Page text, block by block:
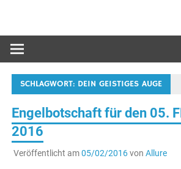
SCHLAGWORT: DEIN GEISTIGES AUGE
Engelbotschaft für den 05.
2016
Veröffentlicht am05/02/2016von Allure